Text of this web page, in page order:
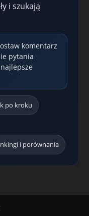
i szukają
komentarz
pytania
po kroku
i porównania